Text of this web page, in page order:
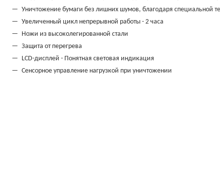
Уничтожение бумаги без лишних шумов, благодаря специальной
Увеличенный цикл непрерывной работы - 2 часа
Ножи из высоколегированной стали
Защита от перегрева
LCD-дисплей - Понятная световая индикация
Сенсорное управление нагрузкой при уничтожении